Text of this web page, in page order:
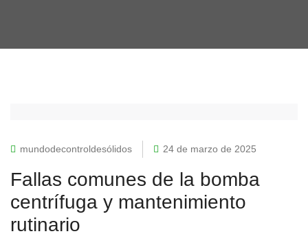
mundodecontroldesólidos 24 de marzo de 2025
Fallas comunes de la bomba
centrífuga y mantenimiento
rutinario